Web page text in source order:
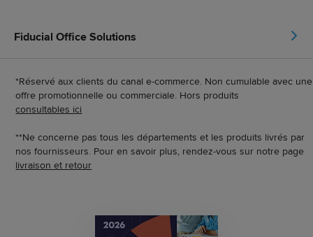
Fiducial Office Solutions
*Réservé aux clients du canal e-commerce. Non cumulable avec une
offre promotionnelle ou commerciale. Hors produits
consultables ici
**Ne concerne pas tous les départements et les produits livrés par
nos fournisseurs. Pour en savoir plus, rendez-vous sur notre page
livraison et retour